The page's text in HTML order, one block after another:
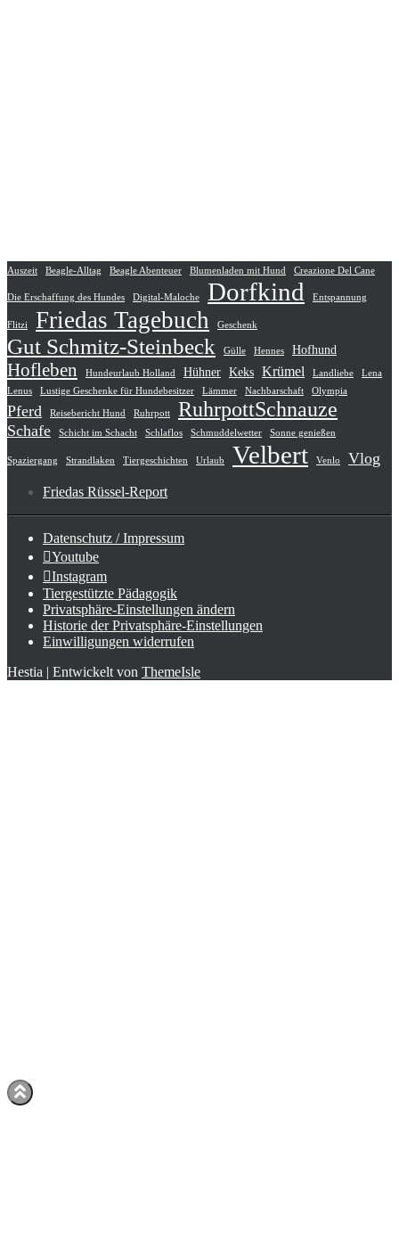
Auszeit Beagle-Alltag Beagle Abenteuer Blumenladen mit Hund Creazione Del Cane
Die Erschaffung des Hundes Digital-Maloche Dorfkind Entspannung
Flitzi Friedas Tagebuch Geschenk
Gut Schmitz-Steinbeck Gülle Hennes Hofhund
Hofleben Hundeurlaub Holland Hühner Keks Krümel Landliebe
Lena
Lenus
Lustige Geschenke für Hundebesitzer Lämmer Nachbarschaft Olympia
Pferd Reisebericht Hund Ruhrpott RuhrpottSchnauze
Schafe Schicht im Schacht Schlaflos Schmuddelwetter Sonne genießen
Spaziergang Strandlaken Tiergeschichten Urlaub Velbert Venlo Vlog
Friedas Rüssel-Report
Datenschutz / Impressum
Youtube
Instagram
Tiergestützte Pädagogik
Privatsphäre-Einstellungen ändern
Historie der Privatsphäre-Einstellungen
Einwilligungen widerrufen
Hestia | Entwickelt von ThemeIsle